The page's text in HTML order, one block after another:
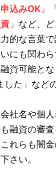
込みOK 」「
」など、
的な言葉で
いにも関わ
資可能と
した」など
社名や個
融資の審
れらも闇
さい。